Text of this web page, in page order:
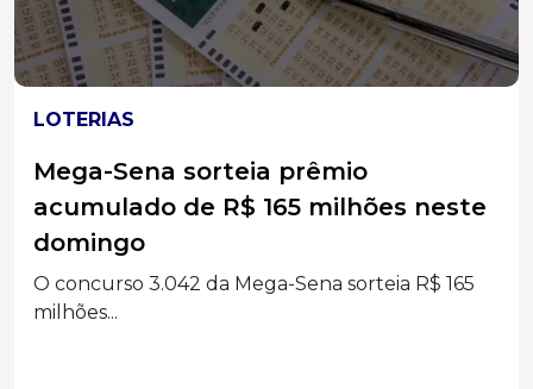
ACIDENTES
Carro sai da pista na BR-282 e
quatro pessoas são levadas ao
hospital no Oeste Catarinense
Quatro ocupantes de um carro foram levados ao
hospital...